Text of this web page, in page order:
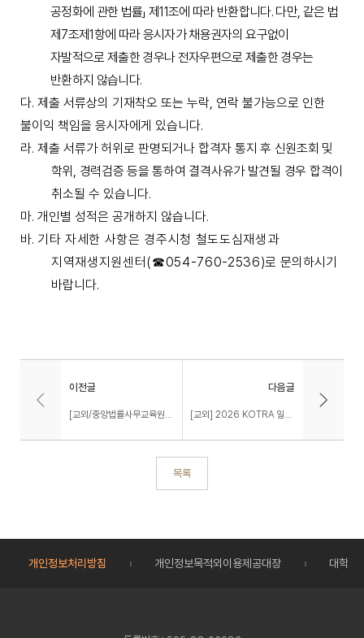
공정화에 관한 법률」제11조에 따라 반환합니다. 다만, 같은 법
제 7조제1항에 따라 응시자가 채용권자의 요구없이
자발적으로 제출한 경우나 전자우편으로 제출한 경우는
반환하지 않습니다.
다. 제출 서류상의 기재착오 또는 누락, 연락 불가능으로 인한
불이익 책임을 응시자에게 있습니다.
라. 제출 서류가 허위로 판명되거나 합격자 통지 후 신원조회 및
학위 , 경력검증 등을 통하여 결격사유가 발견될 경우 합격이
취소될 수 있습니다.
마. 개인별 성적은 공개하지 않습니다.
바. 기타 자세한 사항은 경주시청 철도도심재생과
지역재생지원센터 (☎054-760-2536)로 문의하시기
바랍니다.
이전글
[교외/중앙법률사무교육원] 법률사무원 양성과정 교육생 모집
다음글
[교외] 2026 KOTRA 일본 온라인잡페어(여름) 개최 안내
목록
개인정보처리방침 개인정보목적외이용제공대장 대학정